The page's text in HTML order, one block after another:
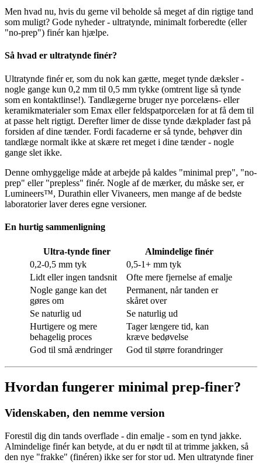
Men hvad nu, hvis du gerne vil beholde så meget af din rigtige tand
som muligt? Gode nyheder - ultratynde, minimalt forberedte (eller
"no-prep") finér kan hjælpe.
Så hvad er ultratynde finér?
Ultratynde finér er, som du nok kan gætte, meget tynde dæksler -
nogle gange kun 0,2 mm til 0,5 mm tykke (omtrent lige så tynde
som en kontaktlinse!). Tandlægerne bruger nye porcelæns- eller
keramikmaterialer som Emax eller feldspatporcelæn for at få dem til
at passe helt rigtigt. Derefter limer de disse tynde dækplader fast på
forsiden af dine tænder. Fordi facaderne er så tynde, behøver din
tandlæge normalt ikke at skære ret meget i dine tænder - nogle
gange slet ikke.
Denne omhyggelige måde at arbejde på kaldes "minimal prep", "no-
prep" eller "prepless" finér. Nogle af de mærker, du måske ser, er
Lumineers™, Durathin eller Vivaneers, men mange af de bedste
laboratorier laver deres egne versioner.
En hurtig sammenligning
Ultra-tynde finer
Almindelige finér
0,2-0,5 mm tyk
0,5-1+ mm tyk
Lidt eller ingen tandsnit
Ofte mere fjernelse af emalje
Nogle gange kan det
gøres om
Permanent, når tanden er
skåret over
Se naturlig ud
Se naturlig ud
Hurtigere og mere
behagelig proces
Tager længere tid, kan
kræve bedøvelse
God til små ændringer
God til større forandringer
Hvordan fungerer minimal prep-finer?
Videnskaben, den nemme version
Forestil dig din tands overflade - din emalje - som en tynd jakke.
Almindelige finér kan betyde, at du er nødt til at trimme jakken, så
den nye "frakke" (finéren) ikke ser for stor ud. Men ultratynde finer